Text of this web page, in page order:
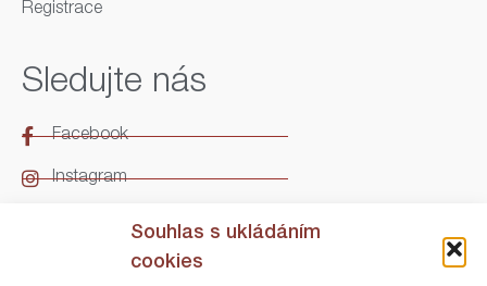
Souhlas s ukládáním
cookies
Registrace
Sledujte nás
Facebook
Instagram